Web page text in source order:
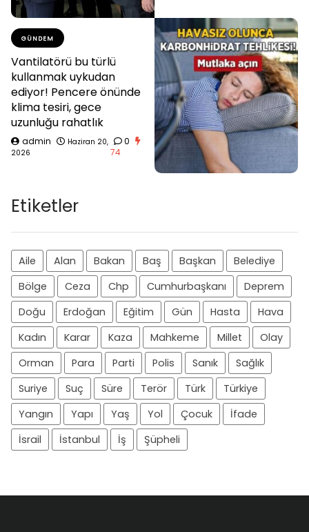
GÜNDEM
Vantilatörü bu türlü
kullanmak uykudan
ediyor! Pencere önünde
klima tesiri, gece
uzunluğu rahatlık
admin
Haziran 20,
2026
0
74
Etiketler
Aile Alan Bakan Baş Başkan
Belediye
Bölge
Ceza Chp Cumhurbaşkanı
Deprem
Doğu
Erdoğan Eğitim Gün Hasta
Hava
Kadın
Karar Kaza Mahkeme Millet
Olay
Orman
Para Parti Polis Sanık
Sağlık
Suriye
Suç Süre Terör Türk
Türkiye
Yangın
Yapı Yaş Yol Çocuk
İfade
İsrail
İstanbul İş Şüpheli